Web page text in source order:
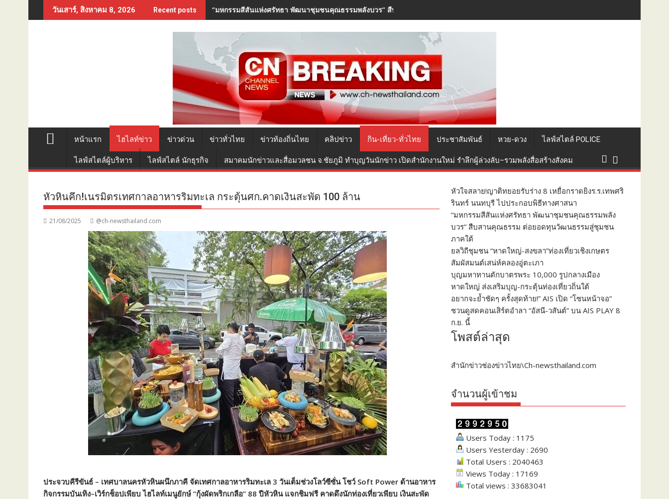
to
วันเสาร์, สิงหาคม 8, 2026 Recent posts “มหกรรมสีสันแห่งศรัทธา พัฒนาชุมชนคุณธรรมพลังบวร” สืบสานคุณธรรม ต่อยอดทุนวัฒนธรรมสู่ชุมชนภาคใต้
หน้าแรก ไฮไลท์ข่าว ข่าวด่วน ข่าวทั่วไทย ข่าวท้องถิ่นไทย คลิปข่าว กิน-เที่ยว-ทั่วไทย ประชาสัมพันธ์ หวย-ดวง ไลฟ์สไตล์ POLICE
ไลฟ์สไตล์ผู้บริหาร ไลฟ์สไตล์ นักธุรกิจ สมาคมนักข่าวและสื่อมวลชน จ.ชัยภูมิ ทำบุญวันนักข่าว เปิดสำนักงานใหม่ รำลึกผู้ล่วงลับ–รวมพลังสื่อสร้างสังคม
หัวหินคึก!เนรมิตรเทศกาลอาหารริมทะเล กระตุ้นศก.คาดเงินสะพัด 100 ล้าน
21/08/2025 @ch-newsthailand.com
ประจวบคีรีขันธ์ – เทศบาลนครหัวหินผนึกภาคี จัดเทศกาลอาหารริมทะเล 3 วันเต็มช่วงโลว์ซีซั่น โชว์ Soft Power ด้านอาหาร
กิจกรรมบันเทิง–เวิร์กช็อปเพียบ ไฮไลท์เมนูยักษ์ “กุ้งผัดพริกเกลือ” 88 ปีหัวหิน แจกชิมฟรี คาดดึงนักท่องเที่ยวเพียบ เงินสะพัด
หัวใจสลาย!ญาติทยอยรับร่าง 8 เหยื่อกราดยิงร.ร.เทพศริ
รินทร์ นนทบุรี ไปประกอบพิธีทางศาสนา
“มหกรรมสีสันแห่งศรัทธา พัฒนาชุมชนคุณธรรมพลัง
บวร” สืบสานคุณธรรม ต่อยอดทุนวัฒนธรรมสู่ชุมชน
ภาคใต้
ยลวิถีชุมชน “หาดใหญ่-สงขลา”ท่องเที่ยวเชิงเกษตร
สัมผัสมนต์เสน่ห์คลองอู่ตะเภา
บุญมหาทานตักบาตรพระ 10,000 รูปกลางเมือง
หาดใหญ่ ส่งเสริมบุญ-กระตุ้นท่องเที่ยวถิ่นใต้
อยากจะย้ำชัดๆ ครั้งสุดท้าย!” AIS เปิด “โซนหน้าจอ”
ชวนดูสดคอนเสิร์ตอำลา “อัสนี-วสันต์” บน AIS PLAY 8
ก.ย. นี้
โพสต์ล่าสุด
สำนักข่าวช่องข่าวไทย\Ch-newsthailand.com
จำนวนผู้เข้าชม
Users Today : 1175
Users Yesterday : 2690
Total Users : 2040463
Views Today : 17169
Total views : 33683041